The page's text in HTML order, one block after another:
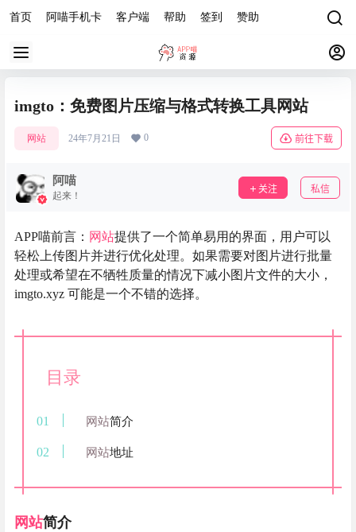
首页 阿喵手机卡 客户端 帮助 签到 赞助
imgto：免费图片压缩与格式转换工具网站
网站 24年7月21日 0 前往下载
阿喵
起来！
关注 私信
APP喵前言： 网站提供了一个简单易用的界面，用户可以
轻松上传图片并进行优化处理。如果需要对图片进行批量
处理或希望在不牺牲质量的情况下减小图片文件的大小，
imgto.xyz 可能是一个不错的选择。
目录
网站简介
网站地址
网站简介